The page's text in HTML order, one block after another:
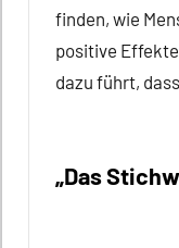
finden, wie
positive
dazu führt,
„Das